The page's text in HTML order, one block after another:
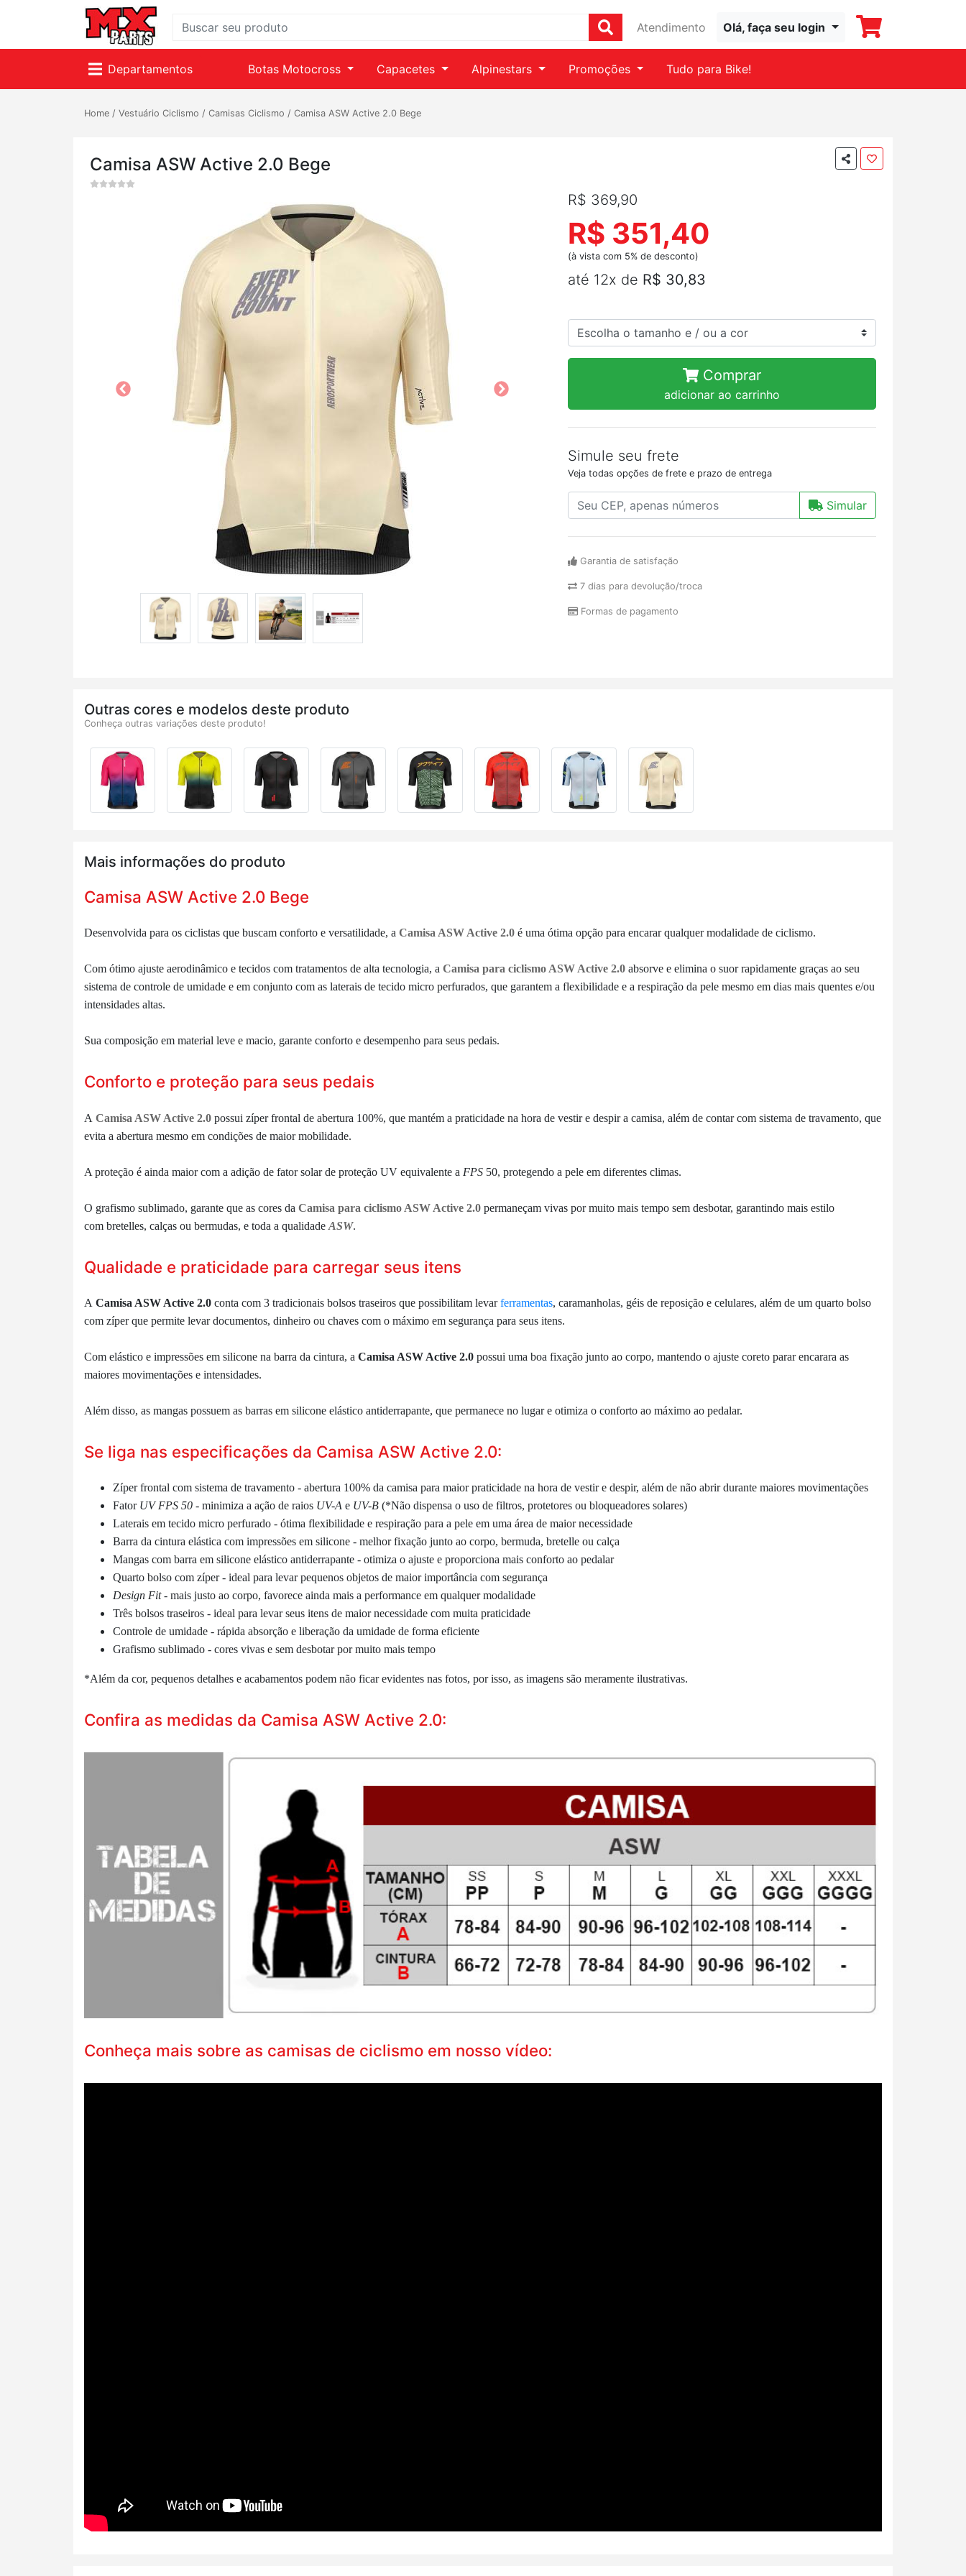
Atendimento Olá, faça seu login
Departamentos Botas Motocross Capacetes Alpinestars Promoções Tudo para Bike!
Home / Vestuário Ciclismo / Camisas Ciclismo / Camisa ASW Active 2.0 Bege
Camisa ASW Active 2.0 Bege
R$ 369,90
R$ 351,40
(à vista com 5% de desconto)
até 12x de R$ 30,83
Comprar
adicionar ao carrinho
Simule seu frete
Veja todas opções de frete e prazo de entrega
Simular
Garantia de satisfação
7 dias para devolução/troca
Formas de pagamento
Outras cores e modelos deste produto
Conheça outras variações deste produto!
Mais informações do produto
Camisa ASW Active 2.0 Bege
Desenvolvida para os ciclistas que buscam conforto e versatilidade, a Camisa ASW Active 2.0 é uma ótima opção para encarar qualquer modalidade de ciclismo.
Com ótimo ajuste aerodinâmico e tecidos com tratamentos de alta tecnologia, a Camisa para ciclismo ASW Active 2.0 absorve e elimina o suor rapidamente graças ao seu
sistema de controle de umidade e em conjunto com as laterais de tecido micro perfurados, que garantem a flexibilidade e a respiração da pele mesmo em dias mais quentes e/ou
intensidades altas.
Sua composição em material leve e macio, garante conforto e desempenho para seus pedais.
Conforto e proteção para seus pedais
A Camisa ASW Active 2.0 possui zíper frontal de abertura 100%, que mantém a praticidade na hora de vestir e despir a camisa, além de contar com sistema de travamento, que
evita a abertura mesmo em condições de maior mobilidade.
A proteção é ainda maior com a adição de fator solar de proteção UV equivalente a FPS 50, protegendo a pele em diferentes climas.
O grafismo sublimado, garante que as cores da Camisa para ciclismo ASW Active 2.0 permaneçam vivas por muito mais tempo sem desbotar, garantindo mais estilo
com bretelles, calças ou bermudas, e toda a qualidade ASW.
Qualidade e praticidade para carregar seus itens
A Camisa ASW Active 2.0 conta com 3 tradicionais bolsos traseiros que possibilitam levarferramentas, caramanholas, géis de reposição e celulares, além de um quarto bolso
com zíper que permite levar documentos, dinheiro ou chaves com o máximo em segurança para seus itens.
Com elástico e impressões em silicone na barra da cintura, a Camisa ASW Active 2.0 possui uma boa fixação junto ao corpo, mantendo o ajuste coreto parar encarara as
maiores movimentações e intensidades.
Além disso, as mangas possuem as barras em silicone elástico antiderrapante, que permanece no lugar e otimiza o conforto ao máximo ao pedalar.
Se liga nas especificações da Camisa ASW Active 2.0:
Zíper frontal com sistema de travamento - abertura 100% da camisa para maior praticidade na hora de vestir e despir, além de não abrir durante maiores movimentações
FatorUV FPS 50 - minimiza a ação de raios UV-A e UV-B (*Não dispensa o uso de filtros, protetores ou bloqueadores solares)
Laterais em tecido micro perfurado - ótima flexibilidade e respiração para a pele em uma área de maior necessidade
Barra da cintura elástica com impressões em silicone - melhor fixação junto ao corpo, bermuda, bretelle ou calça
Mangas com barra em silicone elástico antiderrapante - otimiza o ajuste e proporciona mais conforto ao pedalar
Quarto bolso com zíper - ideal para levar pequenos objetos de maior importância com segurança
Design Fit- mais justo ao corpo, favorece ainda mais a performance em qualquer modalidade
Três bolsos traseiros - ideal para levar seus itens de maior necessidade com muita praticidade
Controle de umidade - rápida absorção e liberação da umidade de forma eficiente
Grafismo sublimado - cores vivas e sem desbotar por muito mais tempo
*Além da cor, pequenos detalhes e acabamentos podem não ficar evidentes nas fotos, por isso, as imagens são meramente ilustrativas.
Confira as medidas da Camisa ASW Active 2.0:
Conheça mais sobre as camisas de ciclismo em nosso vídeo: